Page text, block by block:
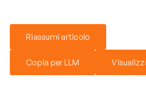
Riassumi articolo
Copia per LLM